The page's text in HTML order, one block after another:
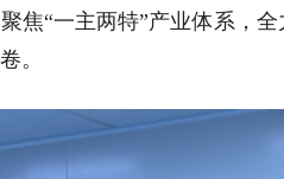
焦“一主两特”产业体系，
。